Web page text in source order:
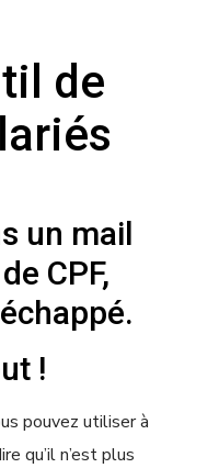
de
un mail
CPF,
!
pouvez utiliser à
qu’il n’est plus